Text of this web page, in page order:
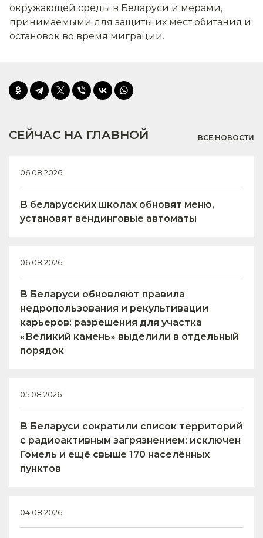
окружающей среды в Беларуси и мерами,
принимаемыми для защиты их мест обитания и
остановок во время миграции.
СЕЙЧАС НА ГЛАВНОЙ ВСЕ НОВОСТИ
06.08.2026
В беларусских школах обновят меню,
установят вендинговые автоматы
06.08.2026
В Беларуси обновляют правила
недропользования и рекультивации
карьеров: разрешения для участка
«Великий камень» выделили в отдельный
порядок
05.08.2026
В Беларуси сократили список территорий
с радиоактивным загрязнением: исключен
Гомель и ещё свыше 170 населённых
пунктов
04.08.2026